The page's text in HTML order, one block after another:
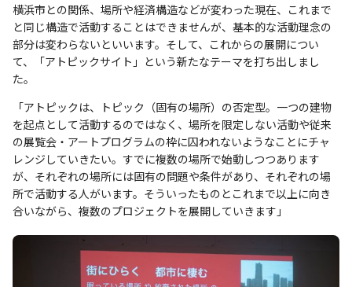
横浜市との関係、場所や経済構造などが変わった現在、これまで
と同じ構造で活動することはできませんが、基本的な活動理念の
部分は変わらないといいます。そして、これからの展開につい
て、「アトピックサイト」という新たなテーマを打ち出しまし
た。
「アトピックは、トピック（固有の場所）の否定型。一つの建物
を起点として活動するのではなく、場所を限定しない活動や従来
の展覧会・アートプログラムの枠に囚われないようなことにチャ
レンジしていきたい。すでに複数の場所で始動しつつあります
が、それぞれの場所には固有の問題や条件があり、それぞれの場
所で活動する人がいます。そういったものとこれまで以上に向き
合いながら、複数のプロジェクトを展開していきます」